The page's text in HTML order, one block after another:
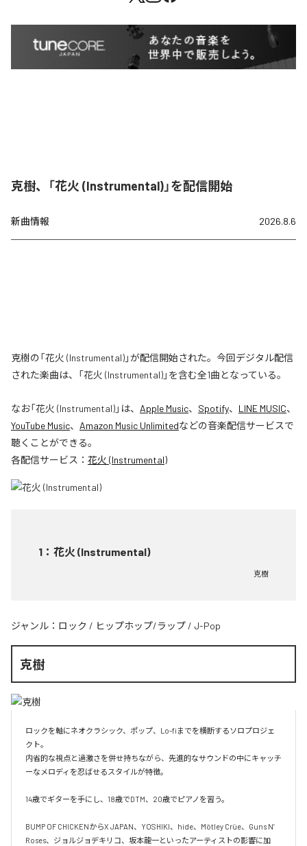
克樹、「花火 (Instrumental)」を配信開始
新曲情報 2026.8.6
克樹の「花火 (Instrumental)」が配信開始された。今回デジタル配信
された楽曲は、「花火 (Instrumental)」を含む全1曲となっている。
なお「花火 (Instrumental)」は、 Apple Music、 Spotify、 LINE MUSIC、
YouTube Music、 Amazon Music Unlimitedなどの音楽配信サービスで
聴くことができる。
各配信サービス： 花火 (Instrumental)
1 ： 花火 (Instrumental)
克樹
ジャンル： ロック / ヒップホップ/ラップ / J-Pop
克樹
ロックを軸にネオクラシック、ポップ、Lo-fiまでを横断するソロプロジェ
クト。
内省的な視点と過激さを併せ持ちながら、先進的なサウンドの中にキャッチ
ーなメロディを忍ばせるスタイルが特徴。
14歳でギターを手にし、18歳でDTM、20歳でピアノを習う。
BUMP OF CHICKENからX JAPAN、YOSHIKI、hide、Mötley Crüe、Guns N’
Roses、ジョルジョデキリコ、坂本龍一といったアーティストの影響に加